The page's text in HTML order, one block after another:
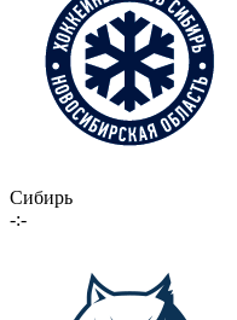
Сибирь
-:-